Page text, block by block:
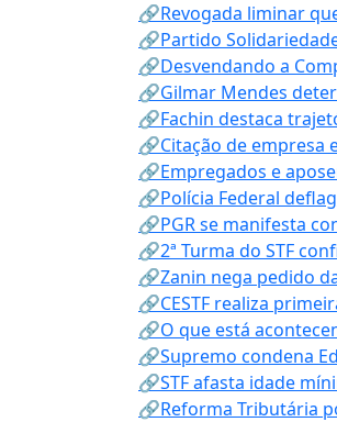
🔗Revogada liminar
🔗Partido
🔗Desvendando a
🔗Gilmar Mendes
🔗Fachin destaca
🔗Citação de empresa
🔗Empregados e
🔗Polícia Federal
🔗PGR se manifesta
🔗2ª Turma do STF
🔗Zanin nega pedido
🔗CESTF realiza
🔗O que está
🔗Supremo condena
🔗STF afasta idade
🔗Reforma Tributária